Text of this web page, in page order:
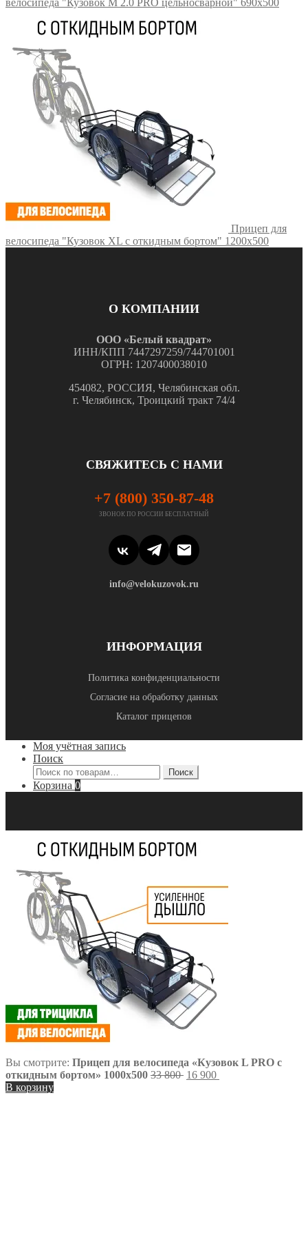
велосипеда "Кузовок M 2.0 PRO цельносварной" 690х500
Прицеп для
велосипеда "Кузовок XL с откидным бортом" 1200х500
О КОМПАНИИ
ООО «Белый квадрат»
ИНН/КПП 7447297259/744701001
ОГРН: 1207400038010
454082, РОССИЯ, Челябинская обл.
г. Челябинск, Троицкий тракт 74/4
СВЯЖИТЕСЬ С НАМИ
+7 (800) 350-87-48
ЗВОНОК ПО РОССИИ БЕСПЛАТНЫЙ
info@velokuzovok.ru
ИНФОРМАЦИЯ
Политика конфиденциальности
Согласие на обработку данных
Каталог прицепов
Моя учётная запись
Поиск
Искать:
Поиск
Корзина 0
Вы смотрите: Прицеп для велосипеда «Кузовок L PRO с
откидным бортом» 1000х500 33 800 Первоначальная
16 900
В корзину